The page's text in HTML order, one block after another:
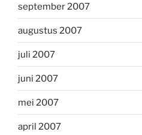
september 2007
augustus 2007
juli 2007
juni 2007
mei 2007
april 2007